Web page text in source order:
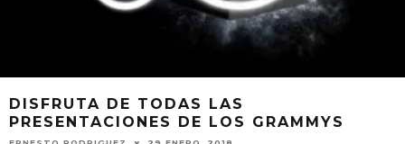
DISFRUTA DE TODAS LAS
PRESENTACIONES DE LOS GRAMMYS